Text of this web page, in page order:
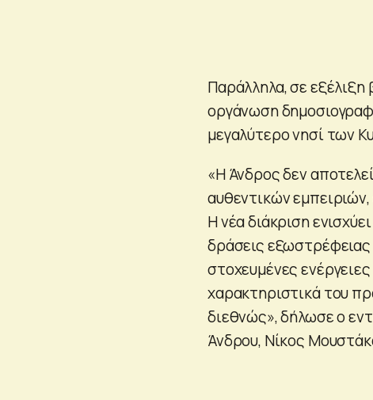
Παράλληλα, σε εξέλιξη
οργάνωση
μεγαλύτερο νησί των
«Η Άνδρος δεν
αυθεντικών
Η νέα διάκριση
δράσεις
στοχευμένες
χαρακτηριστικά του
διεθνώς», δήλωσε ο
Άνδρου, Νίκος